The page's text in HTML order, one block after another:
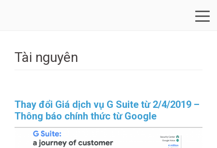
Tài nguyên
Thay đổi Giá dịch vụ G Suite từ 2/4/2019 –
Thông báo chính thức từ Google